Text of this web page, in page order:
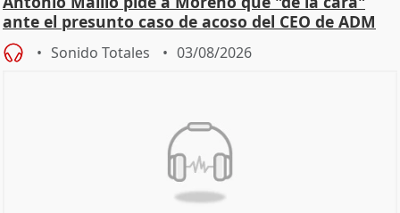
ante el presunto caso de acoso del CEO de ADM
Sonido Totales 03/08/2026